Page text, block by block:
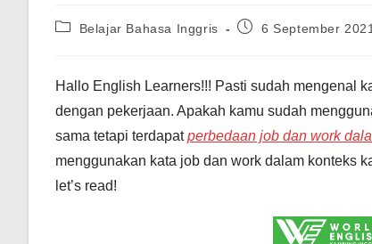
PostBelajar Bahasa Inggris
Post6 September 2021
Hallo English Learners!!! Pasti sudah mengenal
dengan pekerjaan. Apakah kamu sudah
sama tetapi terdapatperbedaan job dan work
menggunakan kata job dan work dalam konteks
let’s read!